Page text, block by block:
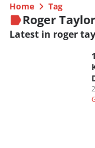
Home Tag
Roger Taylor
Latest in roger